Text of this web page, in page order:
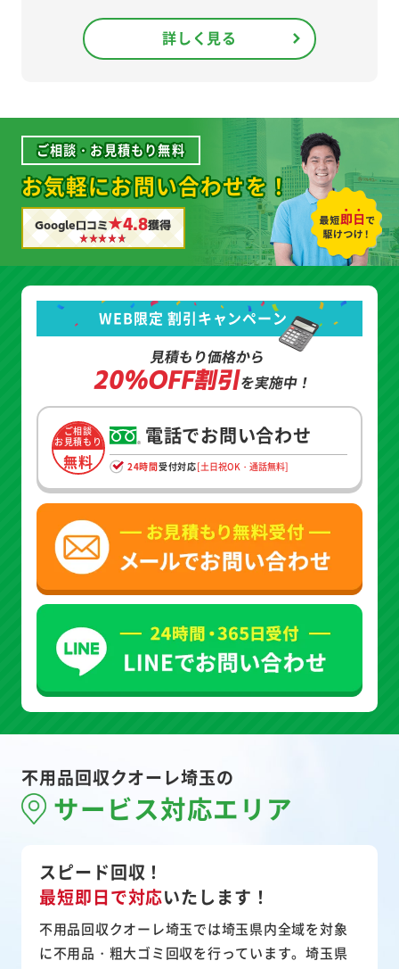
詳しく見る
ご相談・お見積もり無料
お気軽にお問い合わせを！
Google口コミ★4.8獲得
WEB限定 割引キャンペーン
見積もり価格から
20%OFF割引を実施中！
ご相談
お見積もり
無料
電話でお問い合わせ
24時間受付対応[土日祝OK・通話無料]
不用品回収クオーレ埼玉の
サービス対応エリア
スピード回収！
最短即日で対応いたします！
不用品回収クオーレ埼玉では埼玉県内全域を対象
に不用品・粗大ゴミ回収を行っています。埼玉県